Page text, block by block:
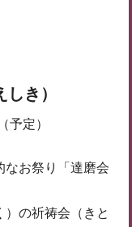
き）
予定）
なお祭り「達磨会
の祈祷会（きと